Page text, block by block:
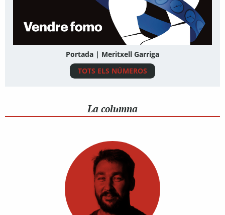
Portada | Meritxell Garriga
TOTS ELS NÚMEROS
La columna